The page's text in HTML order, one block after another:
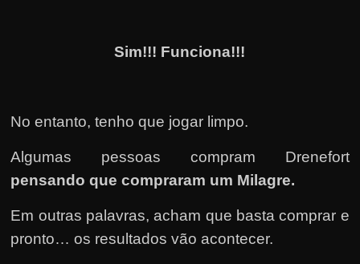
Sim!!! Funciona!!!
No entanto, tenho que jogar limpo.
Algumas pessoas compram Drenefort
pensando que compraram um Milagre.
Em outras palavras, acham que basta comprar e
pronto… os resultados vão acontecer.